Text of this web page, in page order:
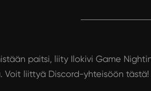
paitsi, liity Ilokivi Game
Voit liittyä Discord-yhteisöön tästä!